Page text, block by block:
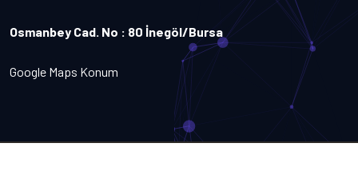
Osmanbey Cad. No : 80 İnegöl/Bursa
Google Maps Konum